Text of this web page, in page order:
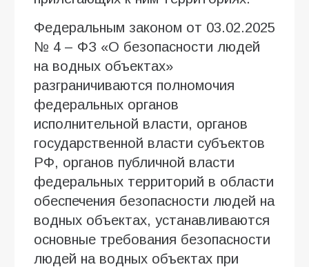
Федеральным законом от 03.02.2025
№ 4 – ФЗ «О безопасности людей
на водных объектах»
разграничиваются полномочия
федеральных органов
исполнительной власти, органов
государственной власти субъектов
РФ, органов публичной власти
федеральных территорий в области
обеспечения безопасности людей на
водных объектах, устанавливаются
основные требования безопасности
людей на водных объектах при